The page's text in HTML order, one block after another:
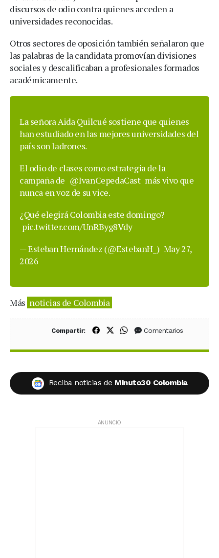
discursos de odio contra quienes acceden a
universidades reconocidas.
Otros sectores de oposición también señalaron que
las palabras de la candidata promovían divisiones
sociales y descalificaban a profesionales formados
académicamente.
La señora Aida Quilcué sostiene que quienes
han estudiado en las mejores universidades del
país son ladrones.
El odio de clases como estrategia de la
campaña de @IvanCepedaCast más vivo que
nunca en voz de su vice.
¿Qué elegirá Colombia este domingo?
pic.twitter.com/UnRByg8Vdy
— Esteban Hernández (@EstebanH_) May 27,
2026
Más noticias de Colombia
Compartir: Compartir en Facebook
Compartir en X (Twitter)
Compartir en WhatsApp
Comentarios
Reciba noticias de Minuto30 Colombia
ANUNCIO